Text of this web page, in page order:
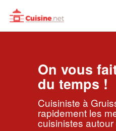
On vous
du temps !
Cuisiniste à
rapidement les
cuisinistes